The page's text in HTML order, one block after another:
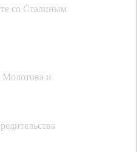
со Сталиным
и